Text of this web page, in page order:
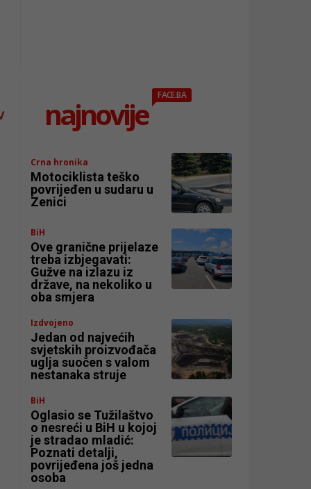
najnovije
FACE.BA
Crna hronika
Motociklista teško
povrijeđen u sudaru u
Zenici
BiH
Ove granične prijelaze
treba izbjegavati:
Gužve na izlazu iz
države, na nekoliko u
oba smjera
Izdvojeno
Jedan od najvećih
svjetskih proizvođača
uglja suočen s valom
nestanaka struje
BiH
Oglasio se Tužilaštvo
o nesreći u BiH u kojoj
je stradao mladić:
Poznati detalji,
povrijeđena još jedna
osoba